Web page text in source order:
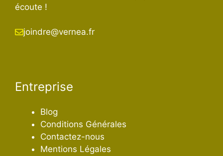
écoute !
joindre@vernea.fr
Entreprise
Blog
Conditions Générales
Contactez-nous
Mentions Légales